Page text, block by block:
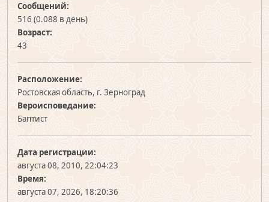
Сообщений:
516 (0.088 в день)
Возраст:
43
Расположение:
Ростовская область, г. Зерноград
Вероисповедание:
Баптист
Дата регистрации:
августа 08, 2010, 22:04:23
Время:
августа 07, 2026, 18:20:36